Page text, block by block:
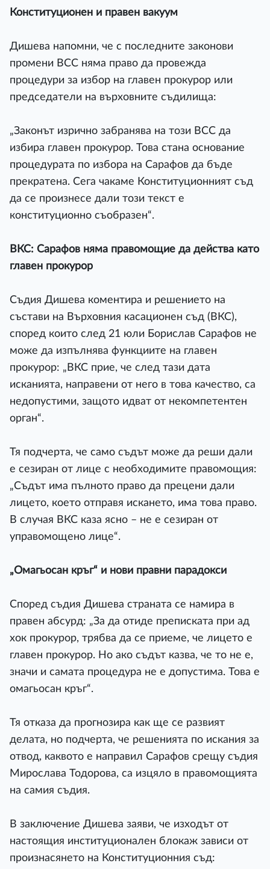
Конституционен и правен вакуум
Дишева напомни, че с последните законови
промени ВСС няма право да провежда
процедури за избор на главен прокурор или
председатели на върховните съдилища:
„Законът изрично забранява на този ВСС да
избира главен прокурор. Това стана основание
процедурата по избора на Сарафов да бъде
прекратена. Сега чакаме Конституционният съд
да се произнесе дали този текст е
конституционно съобразен“.
ВКС: Сарафов няма правомощие да действа като
главен прокурор
Съдия Дишева коментира и решението на
състави на Върховния касационен съд (ВКС),
според които след 21 юли Борислав Сарафов не
може да изпълнява функциите на главен
прокурор: „ВКС прие, че след тази дата
исканията, направени от него в това качество, са
недопустими, защото идват от некомпетентен
орган“.
Тя подчерта, че само съдът може да реши дали
е сезиран от лице с необходимите правомощия:
„Съдът има пълното право да прецени дали
лицето, което отправя искането, има това право.
В случая ВКС каза ясно – не е сезиран от
управомощено лице“.
„Омагьосан кръг“ и нови правни парадокси
Според съдия Дишева страната се намира в
правен абсурд: „За да отиде преписката при ад
хок прокурор, трябва да се приеме, че лицето е
главен прокурор. Но ако съдът казва, че то не е,
значи и самата процедура не е допустима. Това е
омагьосан кръг“.
Тя отказа да прогнозира как ще се развият
делата, но подчерта, че решенията по искания за
отвод, каквото е направил Сарафов срещу съдия
Мирослава Тодорова, са изцяло в правомощията
на самия съдия.
В заключение Дишева заяви, че изходът от
настоящия институционален блокаж зависи от
произнасянето на Конституционния съд: